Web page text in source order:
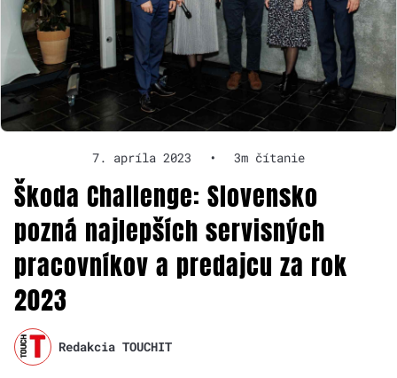
7. apríla 2023 • 3m čítanie
Škoda Challenge: Slovensko
pozná najlepších servisných
pracovníkov a predajcu za rok
2023
Redakcia TOUCHIT